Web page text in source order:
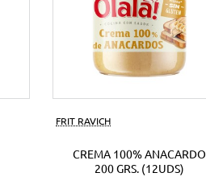
FRIT RAVICH
CREMA 100% ANACARDO
200 GRS. (12UDS)